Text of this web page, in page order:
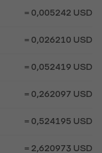
= 0,005242 USD
= 0,026210 USD
= 0,052419 USD
= 0,262097 USD
= 0,524195 USD
= 2,620973 USD